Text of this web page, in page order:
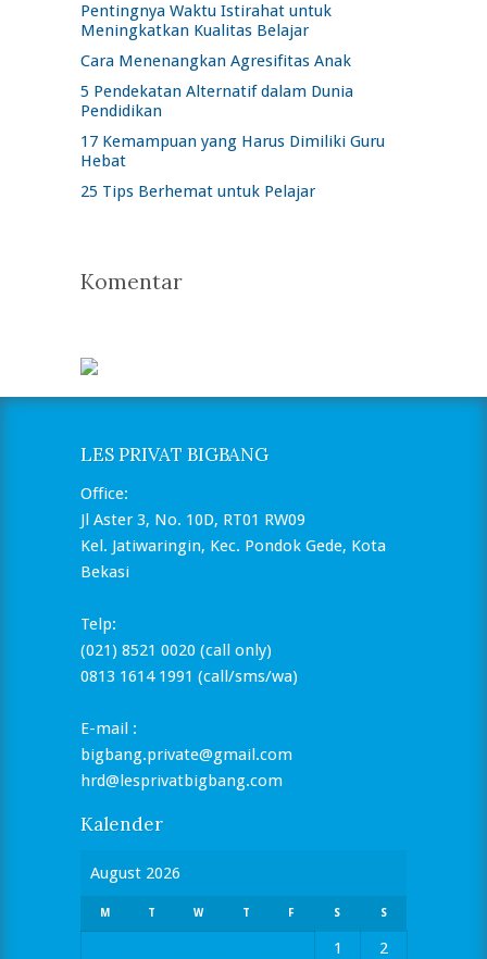
Pentingnya Waktu Istirahat untuk
Meningkatkan Kualitas Belajar
Cara Menenangkan Agresifitas Anak
5 Pendekatan Alternatif dalam Dunia
Pendidikan
17 Kemampuan yang Harus Dimiliki Guru
Hebat
25 Tips Berhemat untuk Pelajar
Komentar
LES PRIVAT BIGBANG
Office:
Jl Aster 3, No. 10D, RT01 RW09
Kel. Jatiwaringin, Kec. Pondok Gede, Kota
Bekasi
Telp:
(021) 8521 0020 (call only)
0813 1614 1991 (call/sms/wa)
E-mail :
bigbang.private@gmail.com
hrd@lesprivatbigbang.com
Kalender
August 2026
M T W T F S S
1
2